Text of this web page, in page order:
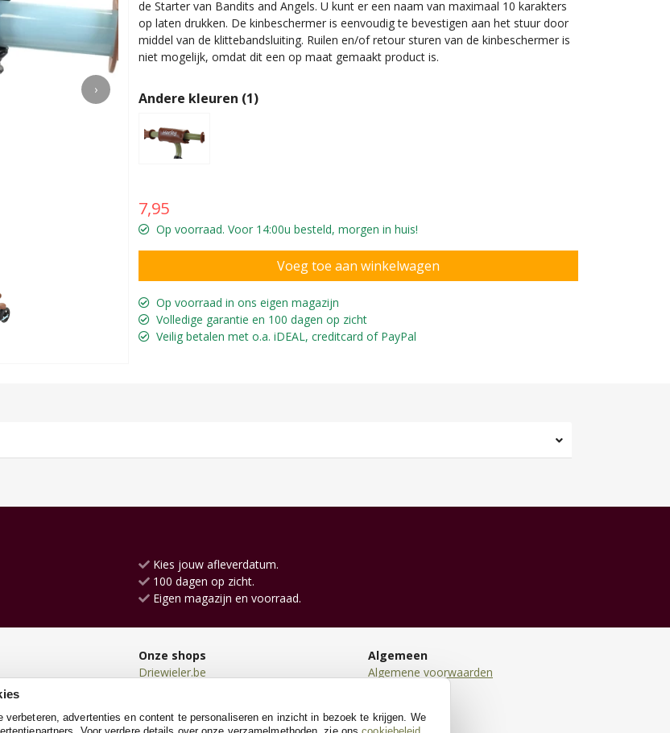
›
Voor Starter loopfiets
de Starter van Bandits and Angels. U kunt er een naam van maximaal 10 karakters
op laten drukken. De kinbeschermer is eenvoudig te bevestigen aan het stuur door
middel van de klittebandsluiting. Ruilen en/of retour sturen van de kinbeschermer is
niet mogelijk, omdat dit een op maat gemaakt product is.
Andere kleuren (1)
7,95
Op voorraad. Voor 14:00u besteld, morgen in huis!
Op voorraad in ons eigen magazijn
Volledige garantie en 100 dagen op zicht
Veilig betalen met o.a. iDEAL, creditcard of PayPal
Kies jouw afleverdatum.
100 dagen op zicht.
Eigen magazijn en voorraad.
Onze shops
Driewieler.be
Loopwagen.be
Algemeen
Algemene voorwaarden
Cookies
verbeteren, advertenties en content te personaliseren en inzicht in bezoek te krijgen. We